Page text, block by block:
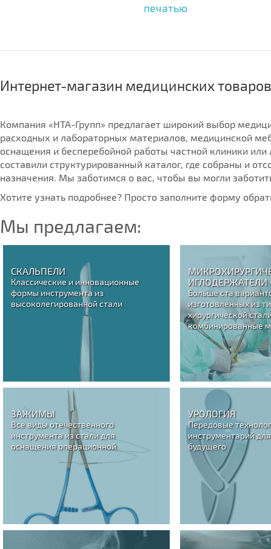
печатью
Интернет-магазин медицинских
Компания «НТА-Групп» предлагает широкий выбор
расходных и лабораторных материалов, медицинской
оснащения и бесперебойной работы частной клиники
составили структурированный каталог, где собраны и
назначения. Мы заботимся о вас, чтобы вы могли
Хотите узнать подробнее? Просто заполните форму
Мы предлагаем:
СКАЛЬПЕЛИ
Классические и инновационные
формы инструмента из
высоколегированной стали
ИГЛОДЕРЖАТЕЛИ
Больше ста
изготовленных из
хирургической
комбинированные
ЗАЖИМЫ
Все виды отечественного
инструмента из стали для
оснащения операционной
УРОЛОГИЯ
Передовые
инструментарий
будущего